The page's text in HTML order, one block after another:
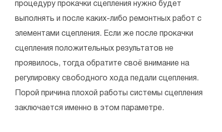
процедуру прокачки сцепления нужно будет
выполнять и после каких-либо ремонтных работ с
элементами сцепления. Если же после прокачки
сцепления положительных результатов не
проявилось, тогда обратите своё внимание на
регулировку свободного хода педали сцепления.
Порой причина плохой работы системы сцепления
заключается именно в этом параметре.